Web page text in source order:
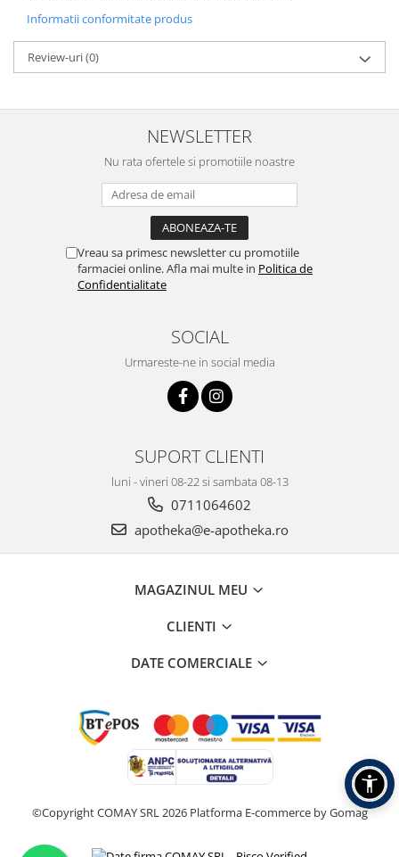
Informatii conformitate produs
Review-uri(0)
NEWSLETTER
Nu rata ofertele si promotiile noastre
Vreau sa primesc newsletter cu promotiile
farmaciei online. Afla mai multe in Politica de
Confidentialitate
SOCIAL
Urmareste-ne in social media
SUPORT CLIENTI
luni - vineri 08-22 si sambata 08-13
0711064602
apotheka@e-apotheka.ro
MAGAZINUL MEU
CLIENTI
DATE COMERCIALE
©Copyright COMAY SRL 2026 Platforma E-commerce by Gomag